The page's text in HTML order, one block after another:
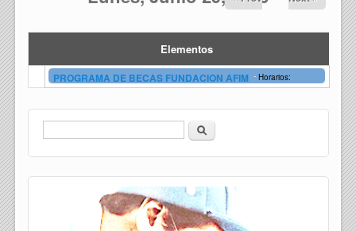
Elementos
PROGRAMA DE BECAS FUNDACION AFIM - Horarios:
Formulario de búsqueda
Buscar